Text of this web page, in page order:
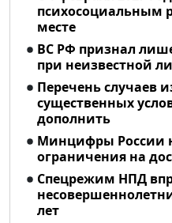
психосоциальным
месте
ВС РФ признал
при неизвестной
Перечень случаев
существенных
дополнить
Минцифры России
ограничения на
Спецрежим НПД
лет